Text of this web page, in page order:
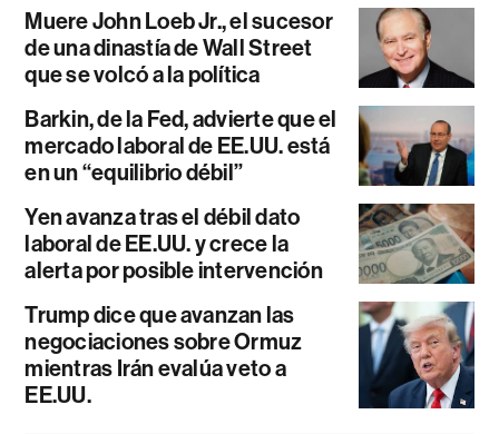
Muere John Loeb Jr., el sucesor
de una dinastía de Wall Street
que se volcó a la política
Barkin, de la Fed, advierte que el
mercado laboral de EE.UU. está
en un “equilibrio débil”
Yen avanza tras el débil dato
laboral de EE.UU. y crece la
alerta por posible intervención
Trump dice que avanzan las
negociaciones sobre Ormuz
mientras Irán evalúa veto a
EE.UU.